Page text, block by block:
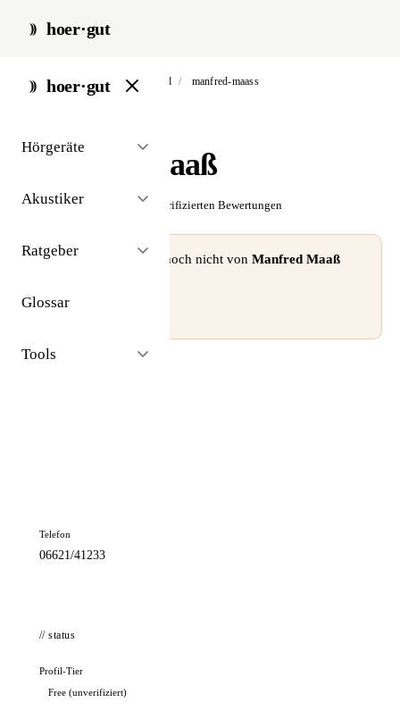
hoer·gut
hoer·gut
Hörgeräte
Akustiker
Ratgeber
Glossar
Tools
start / akustiker / bad hersfeld / manfred-maass
Manfred Maaß
☆☆☆☆☆ Noch keine verifizierten Bewertungen
⚠ Dieses Profil wurde noch nicht von Manfred Maaß
Profil beanspruchen →
Telefon
06621/41233
// status
Profil-Tier
Free (unverifiziert)